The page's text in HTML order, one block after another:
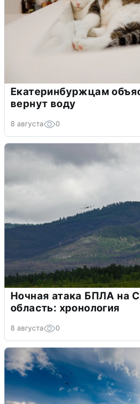
Екатеринбуржцам
вернут воду
8 августа 0
Ночная атака БПЛА на
область: хронология
8 августа 0